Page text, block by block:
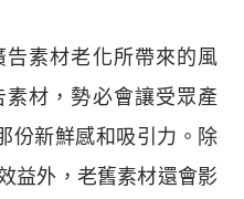
素材老化所帶來的風
材，勢必會讓受眾產
份新鮮感和吸引力。除
益外，老舊素材還會影